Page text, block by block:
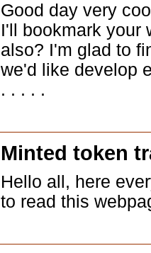
Good day very
I'll bookmark your
also? I'm glad to
we'd like develop
. . . . .
Minted token
Hello all, here
to read this